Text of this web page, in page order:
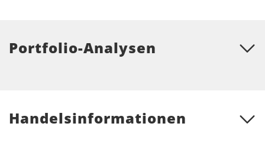
Portfolio-Analysen
Handelsinformationen